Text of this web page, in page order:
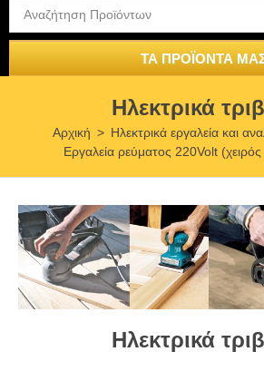
ΤΑ ΠΡΟΪΟΝΤΑ
Ηλεκτρικά
Αρχική > Ηλεκτρικά εργαλεία και
Εργαλεία ρεύματος 220Volt
Ηλεκτρικά